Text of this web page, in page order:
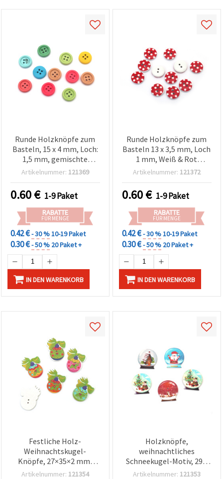
Runde Holzknöpfe zum
Basteln, 15 x 4 mm, Loch:
1,5 mm, gemischte
Farben Mix - 20 Stück
Artikelnummer: 121369
0.60€ 1-9 Paket
RABATTE
FÜR MENGE
0.42 €- 30 %10-19 Paket
0.30 €- 50 % 20 Paket +
IN DEN WARENKORB
Runde Holzknöpfe zum
Basteln 13 x 3,5 mm, Loch
1 mm, Weiß & Rot
gemischt – 20 Stück
Artikelnummer: 121372
0.60€ 1-9 Paket
RABATTE
FÜR MENGE
0.42 €- 30 %10-19 Paket
0.30 €- 50 % 20 Paket +
IN DEN WARENKORB
Festliche Holz-
Weihnachtskugel-
Knöpfe, 27×35×2 mm,
Loch 1,5 mm – 10er-Set
Artikelnummer: 121354
Holzknöpfe,
weihnachtliches
Schneekugel-Motiv, 29 x
30 x 2 mm, Loch: 1,5 mm –
Artikelnummer: 121353